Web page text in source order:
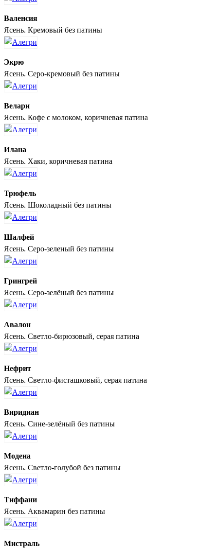
Валенсия
Ясень. Кремовый без патины
Экрю
Ясень. Серо-кремовый без патины
Велари
Ясень. Кофе с молоком, коричневая патина
Илана
Ясень. Хаки, коричневая патина
Трюфель
Ясень. Шоколадный без патины
Шалфей
Ясень. Серо-зеленый без патины
Грингрей
Ясень. Серо-зелёный без патины
Авалон
Ясень. Светло-бирюзовый, серая патина
Нефрит
Ясень. Светло-фисташковый, серая патина
Виридиан
Ясень. Сине-зелёный без патины
Модена
Ясень. Светло-голубой без патины
Тиффани
Ясень. Аквамарин без патины
Мистраль